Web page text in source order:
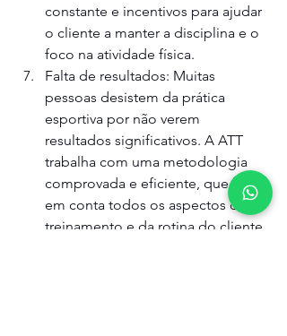
constante e incentivos para ajudar
o cliente a manter a disciplina e o
foco na atividade física.
Falta de resultados: Muitas
pessoas desistem da prática
esportiva por não verem
resultados significativos. A ATT
trabalha com uma metodologia
comprovada e eficiente, que leva
em conta todos os aspectos do
treinamento e da rotina do cliente.